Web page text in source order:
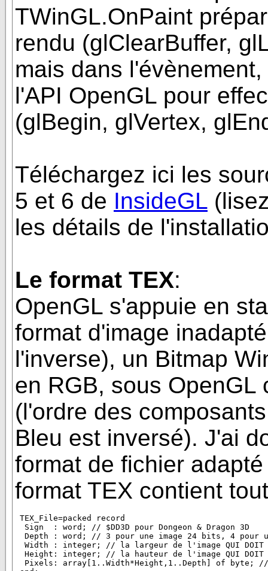
TWinGL.OnPaint
rendu (glClearBuffer,
mais dans
l'API OpenGL pour
(glBegin, glVertex,
Téléchargez ici les
5 et 6 de InsideGL
les détails de
Le format TEX:
OpenGL s'appuie en
format d'image
l'inverse), un Bitmap
en RGB, sous OpenGL
(l'ordre des
Bleu est inversé). J'ai
format de fichier
format TEX contient
TEX_File=packed record
  Sign  : word; // $DD3D pour Dongeon & Dragon 3D
Depth : word; // 3 pour une image 24 bits, 4 pour
Width : integer; // la largeur de l'image QUI
Height: integer; // la hauteur de l'image QUI
Pixels: array[1..Width*Height,1..Depth] of byte;